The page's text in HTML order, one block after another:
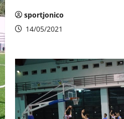
sportjonico
14/05/2021